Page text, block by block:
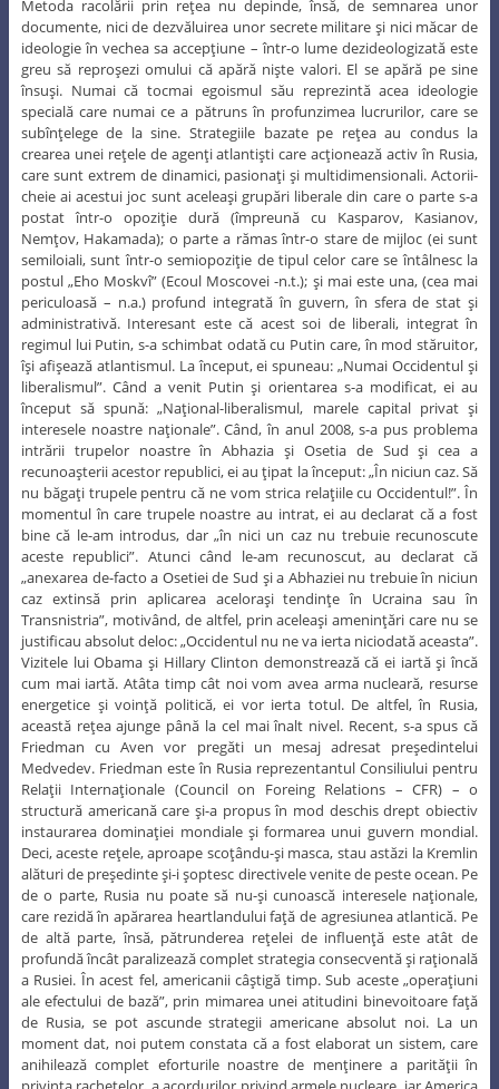
Metoda racolării prin reţea nu depinde, însă, de semnarea unor
documente, nici de dezvăluirea unor secrete militare şi nici măcar de
ideologie în vechea sa accepţiune – într-o lume dezideologizată este
greu să reproşezi omului că apără nişte valori. El se apără pe sine
însuşi. Numai că tocmai egoismul său reprezintă acea ideologie
specială care numai ce a pătruns în profunzimea lucrurilor, care se
subînţelege de la sine. Strategiile bazate pe reţea au condus la
crearea unei reţele de agenţi atlantişti care acţionează activ în Rusia,
care sunt extrem de dinamici, pasionaţi şi multidimensionali. Actorii-
cheie ai acestui joc sunt aceleaşi grupări liberale din care o parte s-a
postat într-o opoziţie dură (împreună cu Kasparov, Kasianov,
Nemţov, Hakamada); o parte a rămas într-o stare de mijloc (ei sunt
semiloiali, sunt într-o semiopoziţie de tipul celor care se întâlnesc la
postul „Eho Moskvî” (Ecoul Moscovei -n.t.); şi mai este una, (cea mai
periculoasă – n.a.) profund integrată în guvern, în sfera de stat şi
administrativă. Interesant este că acest soi de liberali, integrat în
regimul lui Putin, s-a schimbat odată cu Putin care, în mod stăruitor,
îşi afişează atlantismul. La început, ei spuneau: „Numai Occidentul şi
liberalismul”. Când a venit Putin şi orientarea s-a modificat, ei au
început să spună: „Naţional-liberalismul, marele capital privat şi
interesele noastre naţionale”. Când, în anul 2008, s-a pus problema
intrării trupelor noastre în Abhazia şi Osetia de Sud şi cea a
recunoaşterii acestor republici, ei au ţipat la început: „În niciun caz. Să
nu băgaţi trupele pentru că ne vom strica relaţiile cu Occidentul!”. În
momentul în care trupele noastre au intrat, ei au declarat că a fost
bine că le-am introdus, dar „în nici un caz nu trebuie recunoscute
aceste republici”. Atunci când le-am recunoscut, au declarat că
„anexarea de-facto a Osetiei de Sud şi a Abhaziei nu trebuie în niciun
caz extinsă prin aplicarea aceloraşi tendinţe în Ucraina sau în
Transnistria”, motivând, de altfel, prin aceleaşi ameninţări care nu se
justificau absolut deloc: „Occidentul nu ne va ierta niciodată aceasta”.
Vizitele lui Obama şi Hillary Clinton demonstrează că ei iartă şi încă
cum mai iartă. Atâta timp cât noi vom avea arma nucleară, resurse
energetice şi voinţă politică, ei vor ierta totul. De altfel, în Rusia,
această reţea ajunge până la cel mai înalt nivel. Recent, s-a spus că
Friedman cu Aven vor pregăti un mesaj adresat preşedintelui
Medvedev. Friedman este în Rusia reprezentantul Consiliului pentru
Relaţii Internaţionale (Council on Foreing Relations – CFR) – o
structură americană care şi-a propus în mod deschis drept obiectiv
instaurarea dominaţiei mondiale şi formarea unui guvern mondial.
Deci, aceste reţele, aproape scoţându-şi masca, stau astăzi la Kremlin
alături de preşedinte şi-i şoptesc directivele venite de peste ocean. Pe
de o parte, Rusia nu poate să nu-şi cunoască interesele naţionale,
care rezidă în apărarea heartlandului faţă de agresiunea atlantică. Pe
de altă parte, însă, pătrunderea reţelei de influenţă este atât de
profundă încât paralizează complet strategia consecventă şi raţională
a Rusiei. În acest fel, americanii câştigă timp. Sub aceste „operaţiuni
ale efectului de bază”, prin mimarea unei atitudini binevoitoare faţă
de Rusia, se pot ascunde strategii americane absolut noi. La un
moment dat, noi putem constata că a fost elaborat un sistem, care
anihilează complet eforturile noastre de menţinere a parităţii în